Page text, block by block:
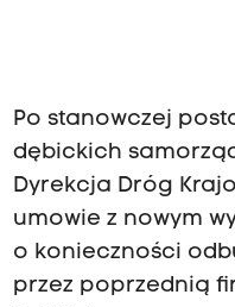
Po stanowczej
dębickich
Dyrekcja Dróg
umowie z nowym
o konieczności
przez poprzednią